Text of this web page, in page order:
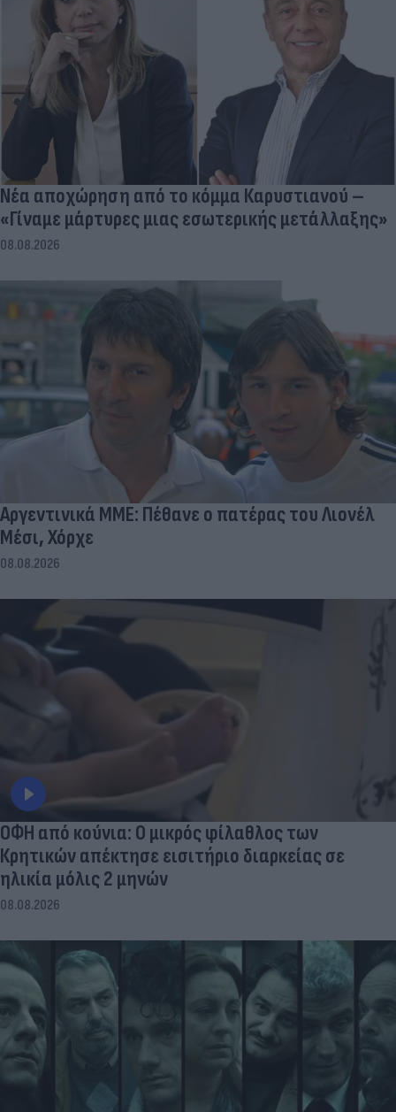
Νέα αποχώρηση από το κόμμα Καρυστιανού –
«Γίναμε μάρτυρες μιας εσωτερικής μετάλλαξης»
08.08.2026
Αργεντινικά ΜΜΕ: Πέθανε ο πατέρας του Λιονέλ
Μέσι, Χόρχε
08.08.2026
ΟΦΗ από κούνια: Ο μικρός φίλαθλος των
Κρητικών απέκτησε εισιτήριο διαρκείας σε
ηλικία μόλις 2 μηνών
08.08.2026